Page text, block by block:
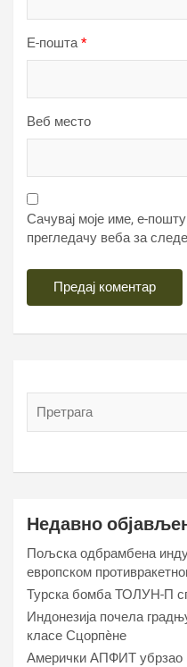
Е-пошта*
Веб место
Сачувај моје име, е-
прегледачу веба за
Недавно
Пољска одбрамбена
европском
Турска бомба ТОЛУН-П
Индонезија почела
класе Сцорпèне
Амерички АПФИТ